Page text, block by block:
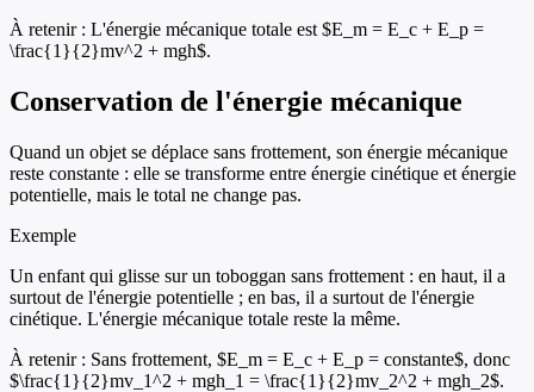
À retenir : L'énergie mécanique totale est $E_m = E_c + E_p =
\frac{1}{2}mv^2 + mgh$.
Conservation de l'énergie mécanique
Quand un objet se déplace sans frottement, son énergie mécanique
reste constante : elle se transforme entre énergie cinétique et énergie
potentielle, mais le total ne change pas.
Exemple
Un enfant qui glisse sur un toboggan sans frottement : en haut, il a
surtout de l'énergie potentielle ; en bas, il a surtout de l'énergie
cinétique. L'énergie mécanique totale reste la même.
À retenir : Sans frottement, $E_m = E_c + E_p = constante$, donc
$\frac{1}{2}mv_1^2 + mgh_1 = \frac{1}{2}mv_2^2 + mgh_2$.